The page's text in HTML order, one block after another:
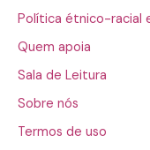
Política étnico-racial
Quem apoia
Sala de Leitura
Sobre nós
Termos de uso